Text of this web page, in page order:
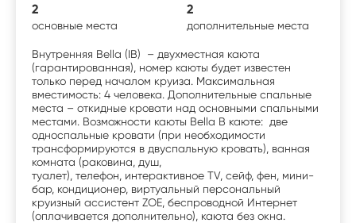
2
основные места
2
дополнительные места
Внутренняя Bella (IB) – двухместная каюта
(гарантированная), номер каюты будет известен
только перед началом круиза. Максимальная
вместимость: 4 человека. Дополнительные спальные
места – откидные кровати над основными спальными
местами. Возможности каюты Bella В каюте: две
односпальные кровати (при необходимости
трансформируются в двуспальную кровать), ванная
комната (раковина, душ,
туалет), телефон, интерактивное TV, сейф, фен, мини-
бар, кондиционер, виртуальный персональный
круизный ассистент ZOE, беспроводной Интернет
(оплачивается дополнительно), каюта без окна.